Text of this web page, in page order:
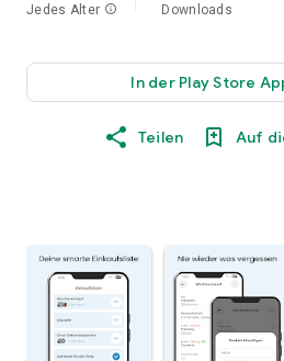
Jedes Alter info Downloads
In der Play Store
Teilen Auf